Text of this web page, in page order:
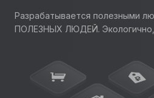
Разрабатывается полезными
ПОЛЕЗНЫХ ЛЮДЕЙ. Экологично,